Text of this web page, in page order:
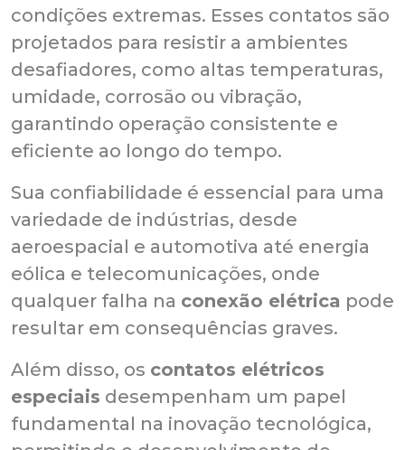
condições extremas. Esses contatos são
projetados para resistir a ambientes
desafiadores, como altas temperaturas,
umidade, corrosão ou vibração,
garantindo operação consistente e
eficiente ao longo do tempo.
Sua confiabilidade é essencial para uma
variedade de indústrias, desde
aeroespacial e automotiva até energia
eólica e telecomunicações, onde
qualquer falha na conexão elétrica pode
resultar em consequências graves.
Além disso, os contatos elétricos
especiais desempenham um papel
fundamental na inovação tecnológica,